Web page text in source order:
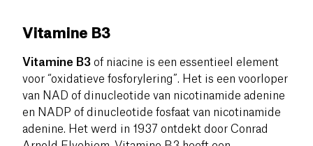
Vitamine B3
Vitamine B3 of niacine is een essentieel element
voor “oxidatieve fosforylering”. Het is een voorloper
van NAD of dinucleotide van nicotinamide adenine
en NADP of dinucleotide fosfaat van nicotinamide
adenine. Het werd in 1937 ontdekt door Conrad